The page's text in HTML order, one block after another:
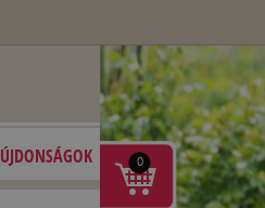
ÚJDONSÁGOK 0